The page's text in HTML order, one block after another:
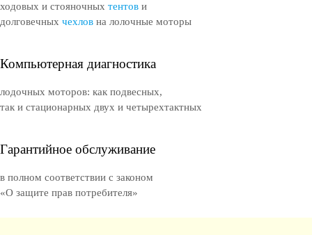
ходовых и стояночных тентов и
долговечных чехлов на лолочные моторы
Компьютерная диагностика
лодочных моторов: как подвесных,
так и стационарных двух и четырехтактных
Гарантийное обслуживание
в полном соответствии с законом
«О защите прав потребителя»